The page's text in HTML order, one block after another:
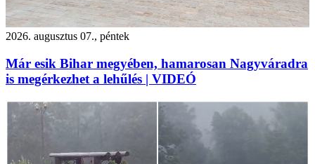
2026. augusztus 07., péntek
Már esik Bihar megyében, hamarosan Nagyváradra
is megérkezhet a lehűlés | VIDEÓ